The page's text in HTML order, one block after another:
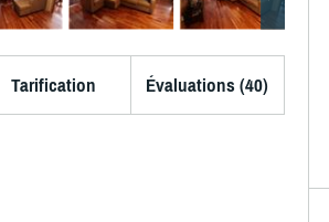
Tarification Évaluations (40)